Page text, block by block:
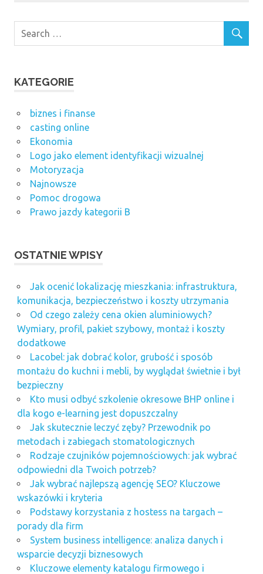
KATEGORIE
biznes i finanse
casting online
Ekonomia
Logo jako element identyfikacji wizualnej
Motoryzacja
Najnowsze
Pomoc drogowa
Prawo jazdy kategorii B
OSTATNIE WPISY
Jak ocenić lokalizację mieszkania: infrastruktura,
komunikacja, bezpieczeństwo i koszty utrzymania
Od czego zależy cena okien aluminiowych?
Wymiary, profil, pakiet szybowy, montaż i koszty
dodatkowe
Lacobel: jak dobrać kolor, grubość i sposób
montażu do kuchni i mebli, by wyglądał świetnie i był
bezpieczny
Kto musi odbyć szkolenie okresowe BHP online i
dla kogo e-learning jest dopuszczalny
Jak skutecznie leczyć zęby? Przewodnik po
metodach i zabiegach stomatologicznych
Rodzaje czujników pojemnościowych: jak wybrać
odpowiedni dla Twoich potrzeb?
Jak wybrać najlepszą agencję SEO? Kluczowe
wskazówki i kryteria
Podstawy korzystania z hostess na targach –
porady dla firm
System business intelligence: analiza danych i
wsparcie decyzji biznesowych
Kluczowe elementy katalogu firmowego i